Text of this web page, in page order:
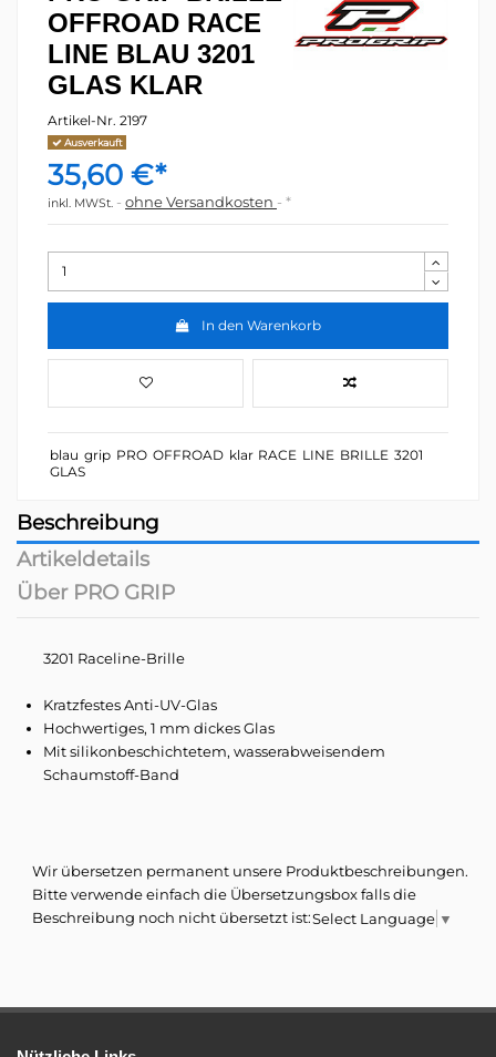
OFFROAD RACE
LINE BLAU 3201
GLAS KLAR
Artikel-Nr. 2197
Ausverkauft
35,60 €*
inkl. MWSt. ohne Versandkosten *
In den Warenkorb
blau grip PRO OFFROAD klar RACE LINE BRILLE 3201
GLAS
Beschreibung
Artikeldetails
Über PRO GRIP
3201 Raceline-Brille
Kratzfestes Anti-UV-Glas
Hochwertiges, 1 mm dickes Glas
Mit silikonbeschichtetem, wasserabweisendem
Schaumstoff-Band
Wir übersetzen permanent unsere Produktbeschreibungen.
Bitte verwende einfach die Übersetzungsbox falls die
Beschreibung noch nicht übersetzt ist:Select Language ▼
Glas
des Snowboardens erworbene Know-how weiterzugeben.